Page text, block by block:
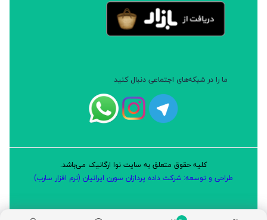
بسته بندی: پاکتی
ضد نفخ و مقوی گوارش، بهبود سرماخوردگی و سرفه
ضدعفونی کننده،کاربرد به عنوان ادویه
ما را در شبکه‌های اجتماعی دنبال کنید
کلیه حقوق متعلق به سایت نوا ارگانیک می‌باشد.
طراحی و توسعه: شرکت داده پردازان سورن ایرانیان (نرم افزار سارب)